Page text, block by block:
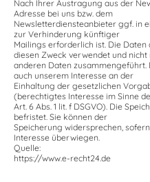
Nach Ihrer Austragung aus der
Adresse bei uns bzw. dem
Newsletterdiensteanbieter ggf. in
zur Verhinderung künftiger
Mailings erforderlich ist. Die
diesen Zweck verwendet und nicht
anderen Daten zusammengeführt.
auch unserem Interesse an der
Einhaltung der gesetzlichen
(berechtigtes Interesse im Sinne
Art. 6 Abs. 1 lit. f DSGVO). Die
befristet. Sie können der
Speicherung widersprechen,
Interesse überwiegen.
Quelle:
https://www.e-recht24.de